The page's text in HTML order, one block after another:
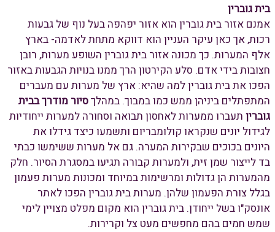
בית גוברין
אמנם אזור בית גוברין הוא אזור יפהפה בעל נוף של גבעות
רכות, אך כאן עיקר העניין הוא דווקא מתחת לאדמה- בארץ
אלף המערות. כך מכונה אזור בית גוברין השופע מערות, רובן
חצובות בידי אדם. סלע הקירטון הרך ממנו בנויות הגבעות באזור
הפכו את בית גוברין למה שהיא: ארץ של מערות עם מעברים
המתפתלים ביניהן ממש כמו במבוך. במהלךסיור מודרך בבית
גוברין תעברו ממערות לאחסון תבואה וסחורה למערות ייחודיות
לגידול יונים שנקראו קולומבריום ותשמעו כיצד גידלו את
היונים בכוכים שבקירות המערה. גם אל מערות ששימשו כבתי
בד לייצור שמן זית, ולמערות קבורה תגיעו במסגרת הסיור. חלק
מהמערות הן גדולות ומרשימות במיוחד ומכונות מערות פעמון
בגלל צורת הפעמון שלהן. מערות בית גוברין הפכו לאתר
אונסק"ו בשל ייחודן. בית גוברין הוא מקום מפלט מצויין לימי
שמש חמים בהם מחפשים מעט צל וקרירות.